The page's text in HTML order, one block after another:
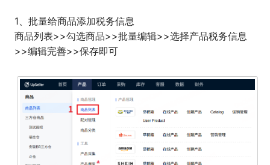
1、批量给商品添加税务信息
商品列表>>勾选商品>>批量编辑>>选择产品税务信息
>>编辑完善>>保存即可